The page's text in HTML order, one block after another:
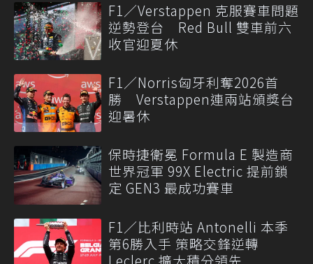
F1／Verstappen 克服賽車問題
逆勢登台 Red Bull 雙車前六
收官迎夏休
F1／Norris匈牙利奪2026首
勝 Verstappen連兩站頒獎台
迎暑休
保時捷衛冕 Formula E 製造商
世界冠軍 99X Electric 提前鎖
定 GEN3 最成功賽車
F1／比利時站 Antonelli 本季
第6勝入手 策略交鋒逆轉
Leclerc 擴大積分領先